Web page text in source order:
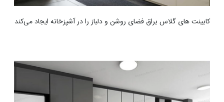
کابینت های گلاس براق فضای روشن و دلباز را در آشپزخانه ایجاد می‌کند